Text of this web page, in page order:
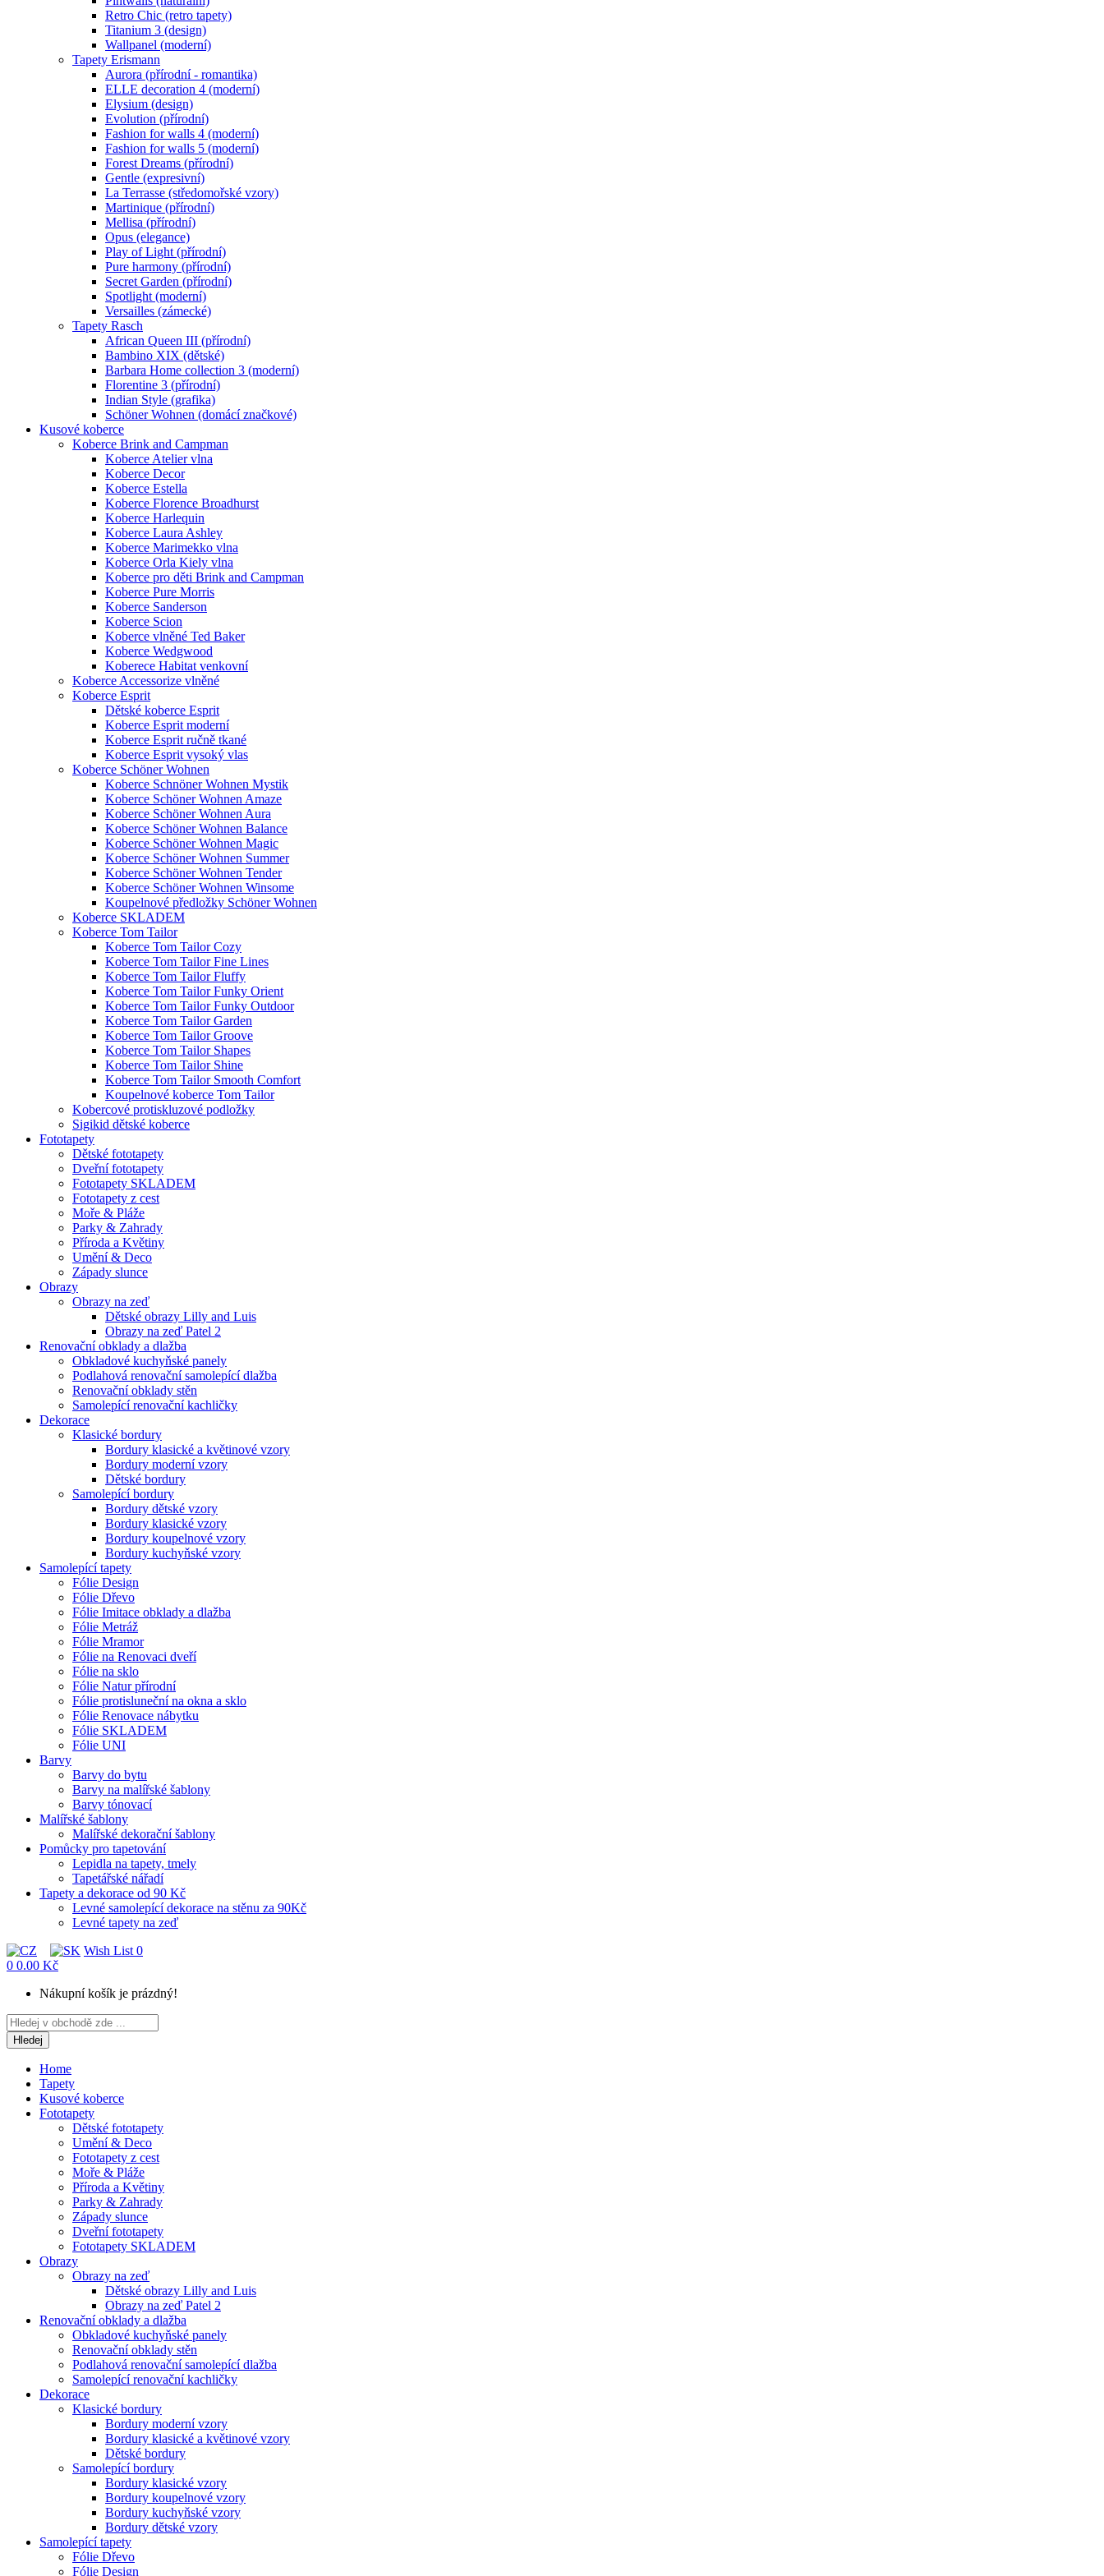
Retro Chic (retro tapety)
Titanium 3 (design)
Wallpanel (moderní)
Tapety Erismann
Aurora (přírodní - romantika)
ELLE decoration 4 (moderní)
Elysium (design)
Evolution (přírodní)
Fashion for walls 4 (moderní)
Fashion for walls 5 (moderní)
Forest Dreams (přírodní)
Gentle (expresivní)
La Terrasse (středomořské vzory)
Martinique (přírodní)
Mellisa (přírodní)
Opus (elegance)
Play of Light (přírodní)
Pure harmony (přírodní)
Secret Garden (přírodní)
Spotlight (moderní)
Versailles (zámecké)
Tapety Rasch
African Queen III (přírodní)
Bambino XIX (dětské)
Barbara Home collection 3 (moderní)
Florentine 3 (přírodní)
Indian Style (grafika)
Schöner Wohnen (domácí značkové)
Kusové koberce
Koberce Brink and Campman
Koberce Atelier vlna
Koberce Decor
Koberce Estella
Koberce Florence Broadhurst
Koberce Harlequin
Koberce Laura Ashley
Koberce Marimekko vlna
Koberce Orla Kiely vlna
Koberce pro děti Brink and Campman
Koberce Pure Morris
Koberce Sanderson
Koberce Scion
Koberce vlněné Ted Baker
Koberce Wedgwood
Koberece Habitat venkovní
Koberce Accessorize vlněné
Koberce Esprit
Dětské koberce Esprit
Koberce Esprit moderní
Koberce Esprit ručně tkané
Koberce Esprit vysoký vlas
Koberce Schöner Wohnen
Koberce Schnöner Wohnen Mystik
Koberce Schöner Wohnen Amaze
Koberce Schöner Wohnen Aura
Koberce Schöner Wohnen Balance
Koberce Schöner Wohnen Magic
Koberce Schöner Wohnen Summer
Koberce Schöner Wohnen Tender
Koberce Schöner Wohnen Winsome
Koupelnové předložky Schöner Wohnen
Koberce SKLADEM
Koberce Tom Tailor
Koberce Tom Tailor Cozy
Koberce Tom Tailor Fine Lines
Koberce Tom Tailor Fluffy
Koberce Tom Tailor Funky Orient
Koberce Tom Tailor Funky Outdoor
Koberce Tom Tailor Garden
Koberce Tom Tailor Groove
Koberce Tom Tailor Shapes
Koberce Tom Tailor Shine
Koberce Tom Tailor Smooth Comfort
Koupelnové koberce Tom Tailor
Kobercové protiskluzové podložky
Sigikid dětské koberce
Fototapety
Dětské fototapety
Dveřní fototapety
Fototapety SKLADEM
Fototapety z cest
Moře & Pláže
Parky & Zahrady
Příroda a Květiny
Umění & Deco
Západy slunce
Obrazy
Obrazy na zeď
Dětské obrazy Lilly and Luis
Obrazy na zeď Patel 2
Renovační obklady a dlažba
Obkladové kuchyňské panely
Podlahová renovační samolepící dlažba
Renovační obklady stěn
Samolepící renovační kachličky
Dekorace
Klasické bordury
Bordury klasické a květinové vzory
Bordury moderní vzory
Dětské bordury
Samolepící bordury
Bordury dětské vzory
Bordury klasické vzory
Bordury koupelnové vzory
Bordury kuchyňské vzory
Samolepící tapety
Fólie Design
Fólie Dřevo
Fólie Imitace obklady a dlažba
Fólie Metráž
Fólie Mramor
Fólie na Renovaci dveří
Fólie na sklo
Fólie Natur přírodní
Fólie protisluneční na okna a sklo
Fólie Renovace nábytku
Fólie SKLADEM
Fólie UNI
Barvy
Barvy do bytu
Barvy na malířské šablony
Barvy tónovací
Malířské šablony
Malířské dekorační šablony
Pomůcky pro tapetování
Lepidla na tapety, tmely
Tapetářské nářadí
Tapety a dekorace od 90 Kč
Levné samolepící dekorace na stěnu za 90Kč
Levné tapety na zeď
Wish List 0
0 0.00 Kč
Nákupní košík je prázdný!
Hledej
Home
Tapety
Kusové koberce
Fototapety
Dětské fototapety
Umění & Deco
Fototapety z cest
Moře & Pláže
Příroda a Květiny
Parky & Zahrady
Západy slunce
Dveřní fototapety
Fototapety SKLADEM
Obrazy
Obrazy na zeď
Dětské obrazy Lilly and Luis
Obrazy na zeď Patel 2
Renovační obklady a dlažba
Obkladové kuchyňské panely
Renovační obklady stěn
Podlahová renovační samolepící dlažba
Samolepící renovační kachličky
Dekorace
Klasické bordury
Bordury moderní vzory
Bordury klasické a květinové vzory
Dětské bordury
Samolepící bordury
Bordury klasické vzory
Bordury koupelnové vzory
Bordury kuchyňské vzory
Bordury dětské vzory
Samolepící tapety
Fólie Dřevo
Fólie Design